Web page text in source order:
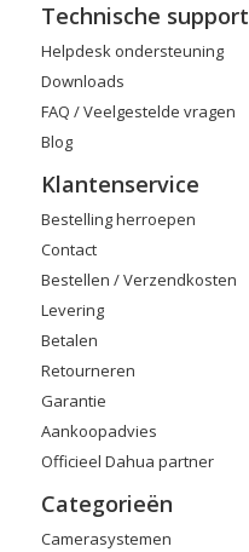
Technische support
Helpdesk ondersteuning
Downloads
FAQ / Veelgestelde vragen
Blog
Klantenservice
Bestelling herroepen
Contact
Bestellen / Verzendkosten
Levering
Betalen
Retourneren
Garantie
Aankoopadvies
Officieel Dahua partner
Categorieën
Camerasystemen